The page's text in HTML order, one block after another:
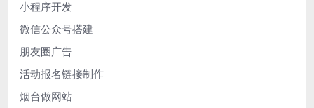
小程序开发
微信公众号搭建
朋友圈广告
活动报名链接制作
烟台做网站